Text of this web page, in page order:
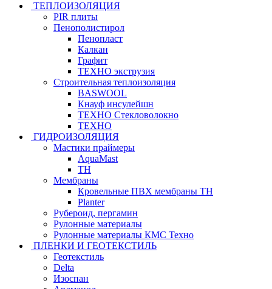
ТЕПЛОИЗОЛЯЦИЯ
PIR плиты
Пенополистирол
Пенопласт
Калкан
Графит
ТЕХНО экструзия
Строительная теплоизоляция
BASWOOL
Кнауф инсулейшн
ТЕХНО Стекловолокно
ТЕХНО
ГИДРОИЗОЛЯЦИЯ
Мастики праймеры
AquaMast
ТН
Мембраны
Кровельные ПВХ мембраны ТН
Planter
Рубероид, пергамин
Рулонные материалы
Рулонные материалы КМС Техно
ПЛЕНКИ И ГЕОТЕКСТИЛЬ
Геотекстиль
Delta
Изоспан